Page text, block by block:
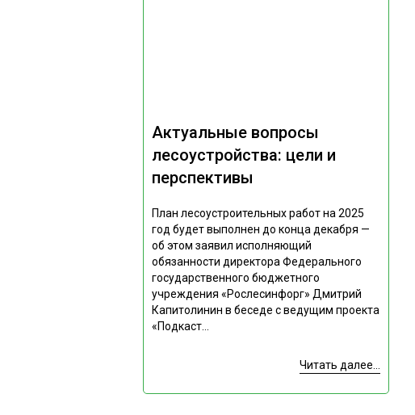
Актуальные вопросы
лесоустройства: цели и
перспективы
План лесоустроительных работ на 2025
год будет выполнен до конца декабря —
об этом заявил исполняющий
обязанности директора Федерального
государственного бюджетного
учреждения «Рослесинфорг» Дмитрий
Капитолинин в беседе с ведущим проекта
«Подкаст...
Читать далее...